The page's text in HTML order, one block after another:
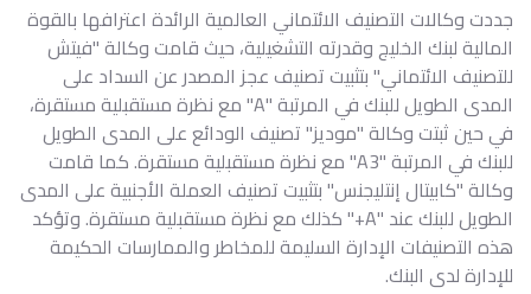
جددت وكالات التصنيف الائتماني العالمية الرائدة اعترافها بالقوة
المالية لبنك الخليج وقدرته التشغيلية، حيث قامت وكالة "فيتش
للتصنيف الائتماني" بتثبيت تصنيف عجز المصدر عن السداد على
المدى الطويل للبنك في المرتبة "A" مع نظرة مستقبلية مستقرة،
في حين ثبتت وكالة "موديز" تصنيف الودائع على المدى الطويل
للبنك في المرتبة "A3" مع نظرة مستقبلية مستقرة. كما قامت
وكالة "كابيتال إنتليجنس" بتثبيت تصنيف العملة الأجنبية على المدى
الطويل للبنك عند "A+" كذلك مع نظرة مستقبلية مستقرة. وتؤكد
هذه التصنيفات الإدارة السليمة للمخاطر والممارسات الحكيمة
للإدارة لدى البنك.